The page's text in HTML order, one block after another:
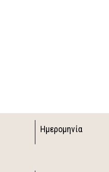
Ημερομηνία